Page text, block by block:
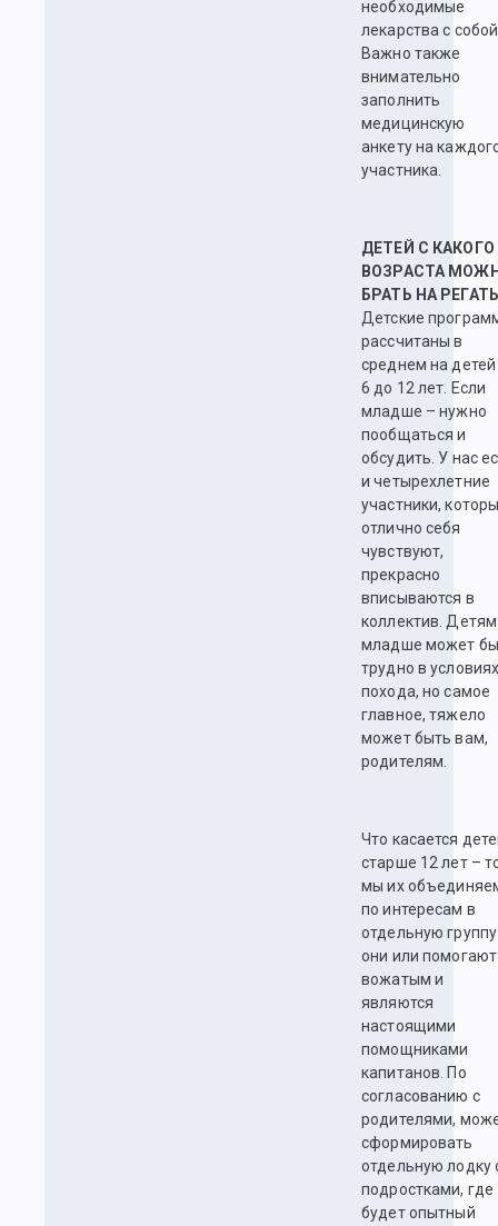
необходимые
лекарства с
Важно также
внимательно
заполнить
медицинскую
анкету на
участника.
ДЕТЕЙ С КАКОГО
ВОЗРАСТА
БРАТЬ НА
Детские
рассчитаны в
среднем на детей
6 до 12 лет. Если
младше – нужно
пообщаться и
обсудить. У нас
и четырехлетние
участники,
отлично себя
чувствуют,
прекрасно
вписываются в
коллектив. Детям
младше может
трудно в
похода, но самое
главное, тяжело
может быть вам,
родителям.
Что касается
старше 12 лет –
мы их
по интересам в
отдельную
они или помогают
вожатым и
являются
настоящими
помощниками
капитанов. По
согласованию с
родителями,
сформировать
отдельную лодку
подростками, где
будет опытный